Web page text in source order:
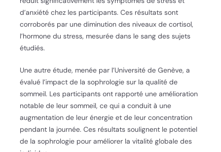
d’anxiété chez les participants. Ces résultats sont
corroborés par une diminution des niveaux de cortisol,
l’hormone du stress, mesurée dans le sang des sujets
étudiés.
Une autre étude, menée par l’Université de Genève, a
évalué l’impact de la sophrologie sur la qualité de
sommeil. Les participants ont rapporté une amélioration
notable de leur sommeil, ce qui a conduit à une
augmentation de leur énergie et de leur concentration
pendant la journée. Ces résultats soulignent le potentiel
de la sophrologie pour améliorer la vitalité globale des